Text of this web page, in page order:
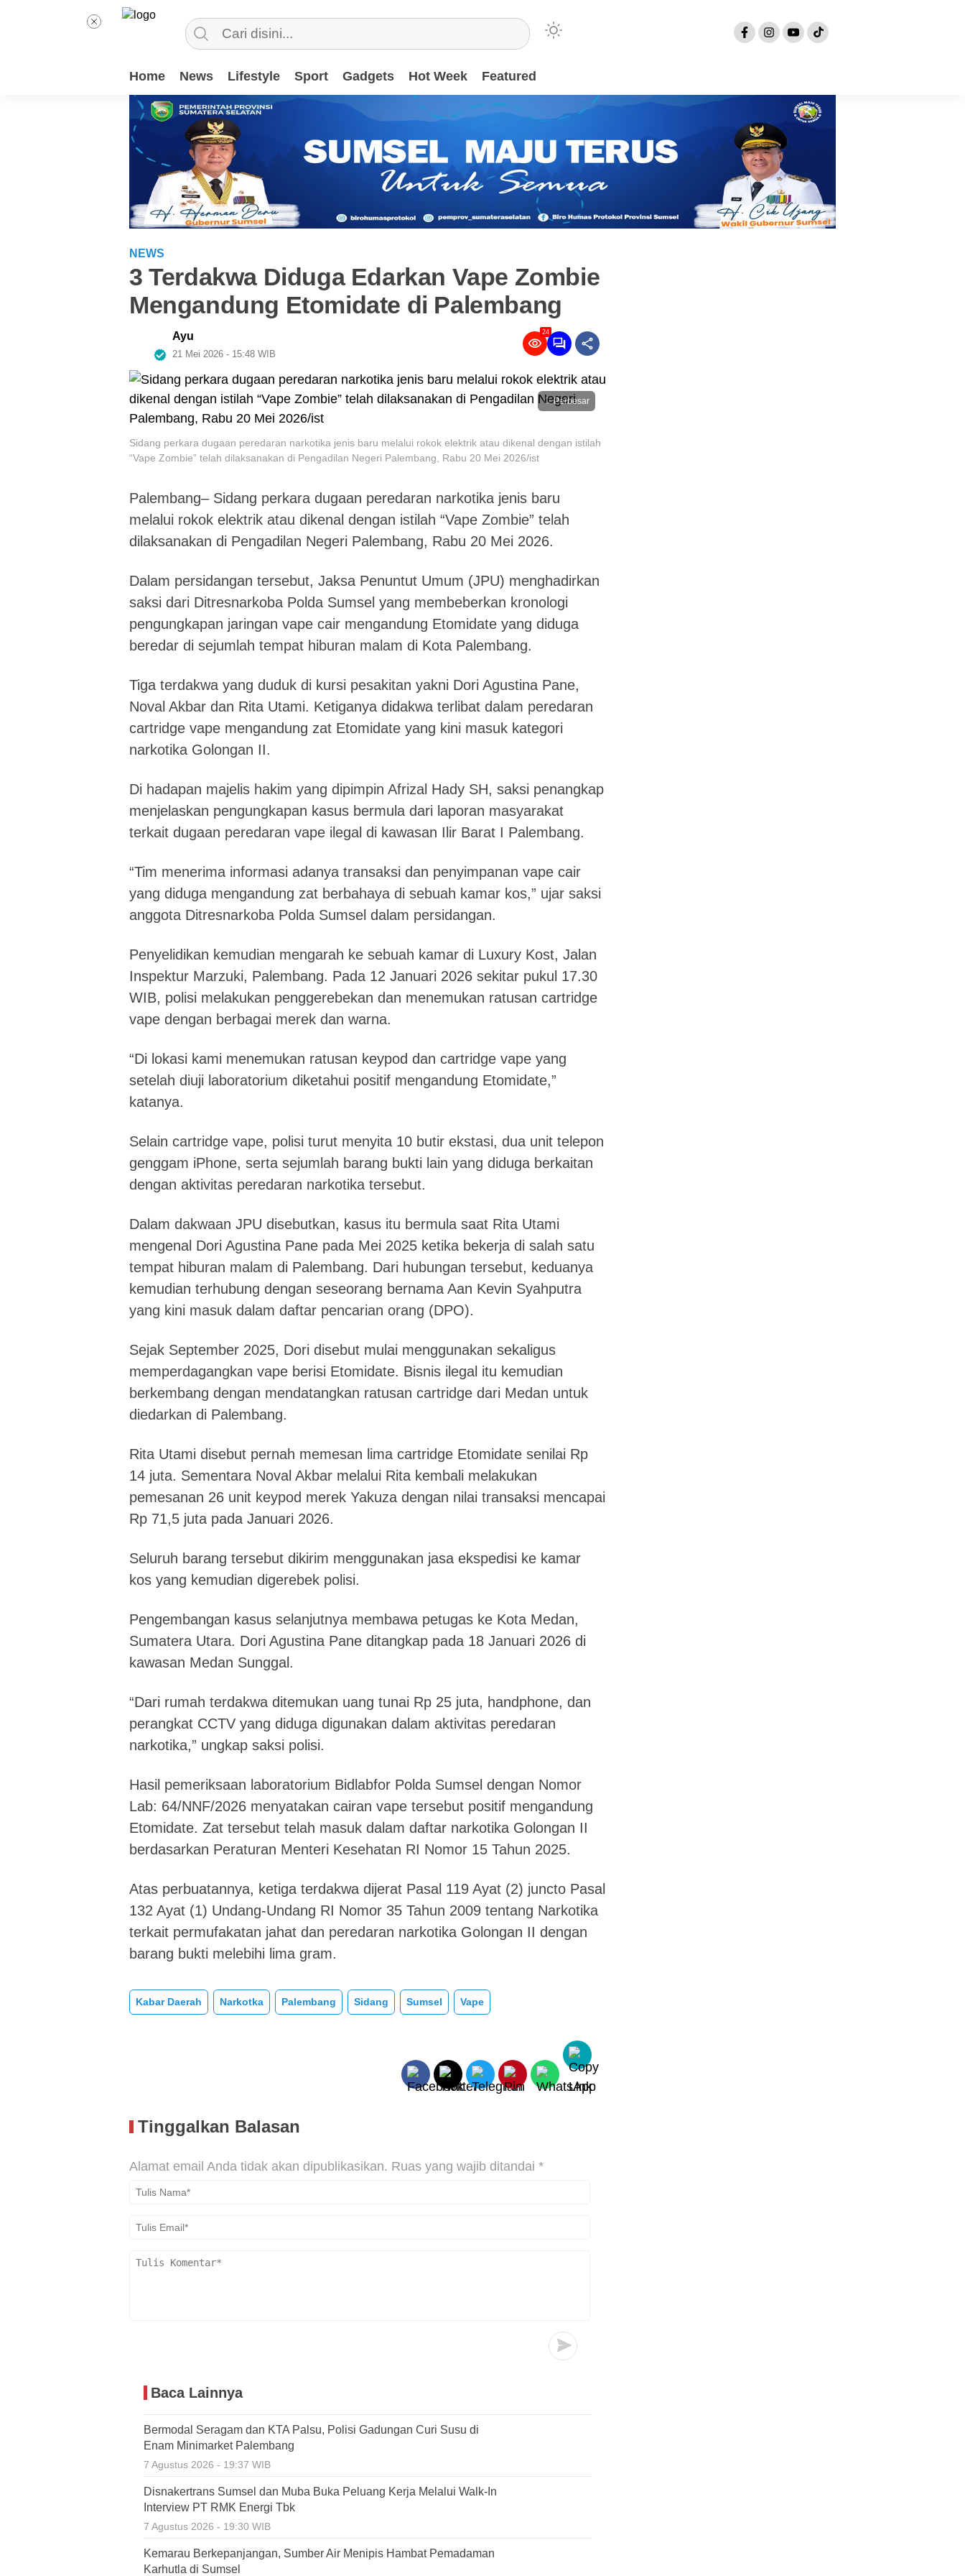
Home News Lifestyle Sport Gadgets Hot Week Featured
NEWS
3 Terdakwa Diduga Edarkan Vape Zombie
Mengandung Etomidate di Palembang
Ayu
21 Mei 2026 - 15:48 WIB
24
Perbesar
Sidang perkara dugaan peredaran narkotika jenis baru melalui rokok elektrik atau dikenal dengan istilah
“Vape Zombie” telah dilaksanakan di Pengadilan Negeri Palembang, Rabu 20 Mei 2026/ist
Palembang– Sidang perkara dugaan peredaran narkotika jenis baru
melalui rokok elektrik atau dikenal dengan istilah “Vape Zombie” telah
dilaksanakan di Pengadilan Negeri Palembang, Rabu 20 Mei 2026.
Dalam persidangan tersebut, Jaksa Penuntut Umum (JPU) menghadirkan
saksi dari Ditresnarkoba Polda Sumsel yang membeberkan kronologi
pengungkapan jaringan vape cair mengandung Etomidate yang diduga
beredar di sejumlah tempat hiburan malam di Kota Palembang.
Tiga terdakwa yang duduk di kursi pesakitan yakni Dori Agustina Pane,
Noval Akbar dan Rita Utami. Ketiganya didakwa terlibat dalam peredaran
cartridge vape mengandung zat Etomidate yang kini masuk kategori
narkotika Golongan II.
Di hadapan majelis hakim yang dipimpin Afrizal Hady SH, saksi penangkap
menjelaskan pengungkapan kasus bermula dari laporan masyarakat
terkait dugaan peredaran vape ilegal di kawasan Ilir Barat I Palembang.
“Tim menerima informasi adanya transaksi dan penyimpanan vape cair
yang diduga mengandung zat berbahaya di sebuah kamar kos,” ujar saksi
anggota Ditresnarkoba Polda Sumsel dalam persidangan.
Penyelidikan kemudian mengarah ke sebuah kamar di Luxury Kost, Jalan
Inspektur Marzuki, Palembang. Pada 12 Januari 2026 sekitar pukul 17.30
WIB, polisi melakukan penggerebekan dan menemukan ratusan cartridge
vape dengan berbagai merek dan warna.
“Di lokasi kami menemukan ratusan keypod dan cartridge vape yang
setelah diuji laboratorium diketahui positif mengandung Etomidate,”
katanya.
Selain cartridge vape, polisi turut menyita 10 butir ekstasi, dua unit telepon
genggam iPhone, serta sejumlah barang bukti lain yang diduga berkaitan
dengan aktivitas peredaran narkotika tersebut.
Dalam dakwaan JPU disebutkan, kasus itu bermula saat Rita Utami
mengenal Dori Agustina Pane pada Mei 2025 ketika bekerja di salah satu
tempat hiburan malam di Palembang. Dari hubungan tersebut, keduanya
kemudian terhubung dengan seseorang bernama Aan Kevin Syahputra
yang kini masuk dalam daftar pencarian orang (DPO).
Sejak September 2025, Dori disebut mulai menggunakan sekaligus
memperdagangkan vape berisi Etomidate. Bisnis ilegal itu kemudian
berkembang dengan mendatangkan ratusan cartridge dari Medan untuk
diedarkan di Palembang.
Rita Utami disebut pernah memesan lima cartridge Etomidate senilai Rp
14 juta. Sementara Noval Akbar melalui Rita kembali melakukan
pemesanan 26 unit keypod merek Yakuza dengan nilai transaksi mencapai
Rp 71,5 juta pada Januari 2026.
Seluruh barang tersebut dikirim menggunakan jasa ekspedisi ke kamar
kos yang kemudian digerebek polisi.
Pengembangan kasus selanjutnya membawa petugas ke Kota Medan,
Sumatera Utara. Dori Agustina Pane ditangkap pada 18 Januari 2026 di
kawasan Medan Sunggal.
“Dari rumah terdakwa ditemukan uang tunai Rp 25 juta, handphone, dan
perangkat CCTV yang diduga digunakan dalam aktivitas peredaran
narkotika,” ungkap saksi polisi.
Hasil pemeriksaan laboratorium Bidlabfor Polda Sumsel dengan Nomor
Lab: 64/NNF/2026 menyatakan cairan vape tersebut positif mengandung
Etomidate. Zat tersebut telah masuk dalam daftar narkotika Golongan II
berdasarkan Peraturan Menteri Kesehatan RI Nomor 15 Tahun 2025.
Atas perbuatannya, ketiga terdakwa dijerat Pasal 119 Ayat (2) juncto Pasal
132 Ayat (1) Undang-Undang RI Nomor 35 Tahun 2009 tentang Narkotika
terkait permufakatan jahat dan peredaran narkotika Golongan II dengan
barang bukti melebihi lima gram.
Kabar Daerah Narkotka Palembang Sidang Sumsel Vape
Tinggalkan Balasan
Alamat email Anda tidak akan dipublikasikan. Ruas yang wajib ditandai *
Baca Lainnya
Bermodal Seragam dan KTA Palsu, Polisi Gadungan Curi Susu di
Enam Minimarket Palembang
7 Agustus 2026 - 19:37 WIB
Disnakertrans Sumsel dan Muba Buka Peluang Kerja Melalui Walk-In
Interview PT RMK Energi Tbk
7 Agustus 2026 - 19:30 WIB
Kemarau Berkepanjangan, Sumber Air Menipis Hambat Pemadaman
Karhutla di Sumsel